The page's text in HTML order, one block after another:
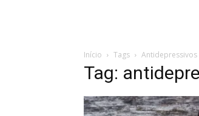
Início Tags Antidepressivos
Tag: